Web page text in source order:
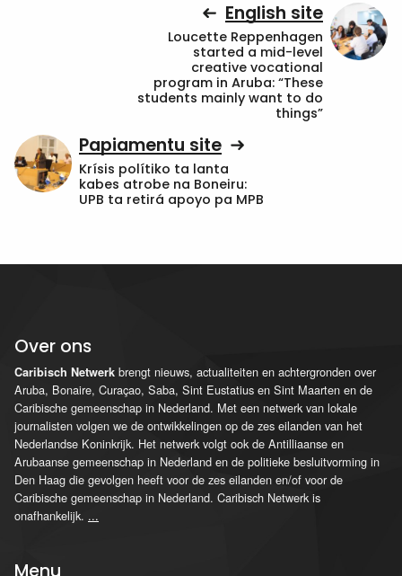
English site
Loucette Reppenhagen
started a mid-level
creative vocational
program in Aruba: “These
students mainly want to do
things”
Papiamentu site
Krísis polítiko ta lanta
kabes atrobe na Boneiru:
UPB ta retirá apoyo pa MPB
Over ons
Caribisch Netwerk brengt nieuws, actualiteiten en achtergronden over
Aruba, Bonaire, Curaçao, Saba, Sint Eustatius en Sint Maarten en de
Caribische gemeenschap in Nederland. Met een netwerk van lokale
journalisten volgen we de ontwikkelingen op de zes eilanden van het
Nederlandse Koninkrijk. Het netwerk volgt ook de Antilliaanse en
Arubaanse gemeenschap in Nederland en de politieke besluitvorming in
Den Haag die gevolgen heeft voor de zes eilanden en/of voor de
Caribische gemeenschap in Nederland. Caribisch Netwerk is
onafhankelijk. ...
Menu